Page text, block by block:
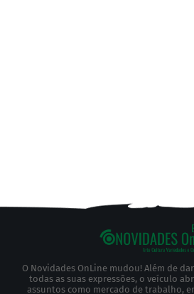
O Novidades OnLine mudou! Além de
todas as suas expressões, o veículo
assuntos como mercado de trabalho,